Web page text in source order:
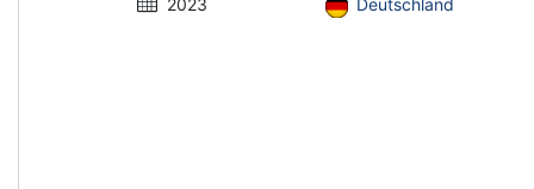
2023 Deutschland